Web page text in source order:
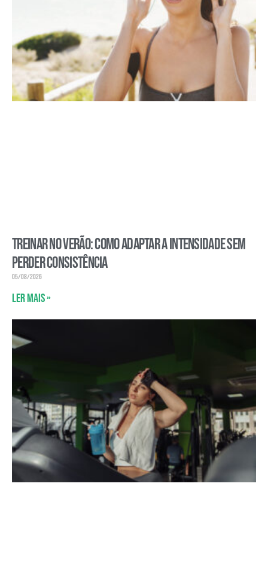
Treinar no verão: como adaptar a intensidade sem
perder consistência
05/08/2026
Ler mais »